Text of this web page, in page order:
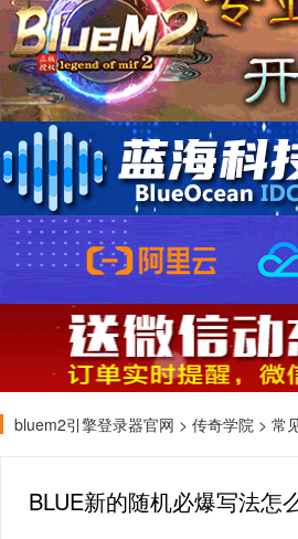
bluem2引擎登录器官网 > 传奇学院 > 常
BLUE新的随机必爆写法怎